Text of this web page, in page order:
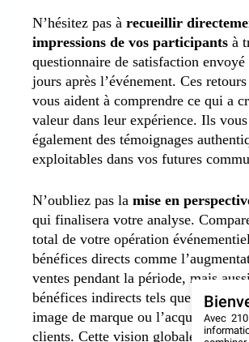
N’hésitez pas à recueillir
impressions de vos participants à
questionnaire de satisfaction envoyé
jours après l’événement. Ces
vous aident à comprendre ce qui a
valeur dans leur expérience. Ils
également des témoignages
exploitables dans vos futures
N’oubliez pas la mise en
qui finalisera votre analyse.
total de votre opération
bénéfices directs comme
ventes pendant la période, mais
bénéfices indirects tels que la
image de marque ou l’acquisition
clients. Cette vision globale justifie
Avec 210